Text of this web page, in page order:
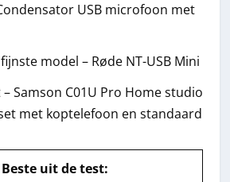
USB microfoon met
model – Røde NT-USB Mini
Samson C01U Pro Home studio
met koptelefoon en standaard
Beste uit de test: